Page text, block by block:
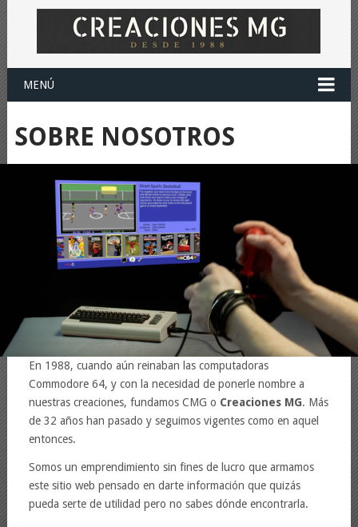
MENÚ
SOBRE NOSOTROS
En 1988, cuando aún reinaban las computadoras
Commodore 64, y con la necesidad de ponerle nombre a
nuestras creaciones, fundamos CMG o Creaciones MG. Más
de 32 años han pasado y seguimos vigentes como en aquel
entonces.
Somos un emprendimiento sin fines de lucro que armamos
este sitio web pensado en darte información que quizás
pueda serte de utilidad pero no sabes dónde encontrarla.